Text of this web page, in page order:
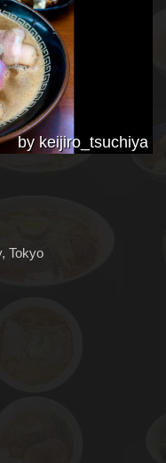
by keijiro_tsuchiya
Tokyo